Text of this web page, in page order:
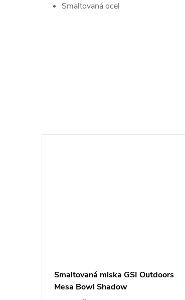
Smaltovaná ocel
Smaltovaná miska GSI Outdoors
Mesa Bowl Shadow